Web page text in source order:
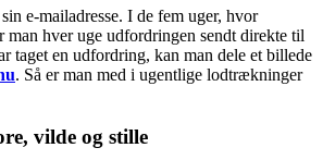
e-mailadresse. I de fem uger, hvor
man hver uge udfordringen sendt direkte til
taget en udfordring, kan man dele et billede
. Så er man med i ugentlige lodtrækninger
vilde og stille